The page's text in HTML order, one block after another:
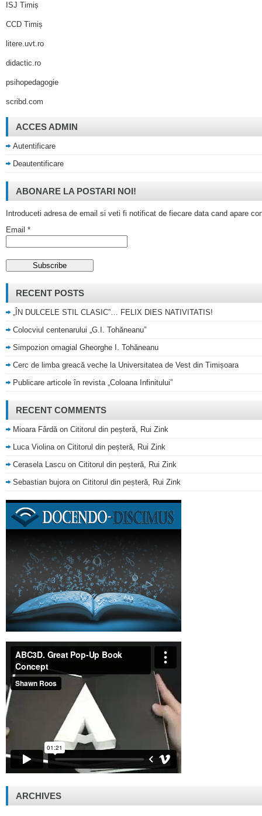
ISJ Timiș
CCD Timiș
litere.uvt.ro
didactic.ro
psihopedagogie
scribd.com
ACCES ADMIN
Autentificare
Deautentificare
ABONARE LA POSTARI NOI!
Introduceti adresa de email si veti fi notificat de fiecare data cand apare
Email *
RECENT POSTS
„ÎN DULCELE STIL CLASIC”… FELIX DIES NATIVITATIS!
Colocviul centenarului „G.I. Tohăneanu”
Simpozion omagial Gheorghe I. Tohăneanu
Cerc de limba greacă veche la Universitatea de Vest din Timișoara
Publicare articole în revista „Coloana Infinitului”
RECENT COMMENTS
Mioara Fârdăon Cititorul din peșteră, Rui Zink
Luca Violinaon Cititorul din peșteră, Rui Zink
Cerasela Lascu on Cititorul din peșteră, Rui Zink
Sebastian bujoraon Cititorul din peșteră, Rui Zink
ARCHIVES